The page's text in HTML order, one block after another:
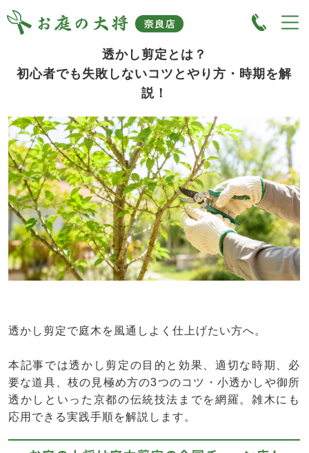
透かし剪定とは？
初心者でも失敗しないコツとやり方・時期を解
説！
透かし剪定で庭木を風通しよく仕上げたい方へ。
本記事では透かし剪定の目的と効果、適切な時期、必
要な道具、枝の見極め方の3つのコツ・小透かしや御所
透かしといった京都の伝統技法までを網羅。雑木にも
応用できる実践手順を解説します。